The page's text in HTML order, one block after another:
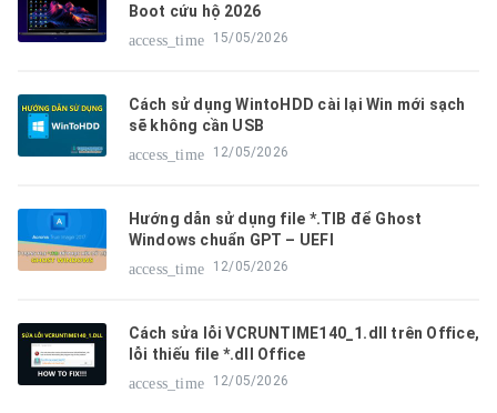
Boot cứu hộ 2026
access_time
15/05/2026
Cách sử dụng WintoHDD cài lại Win mới sạch
sẽ không cần USB
access_time
12/05/2026
Hướng dẫn sử dụng file *.TIB để Ghost
Windows chuẩn GPT – UEFI
access_time
12/05/2026
Cách sửa lỗi VCRUNTIME140_1.dll trên Office,
lỗi thiếu file *.dll Office
access_time
12/05/2026